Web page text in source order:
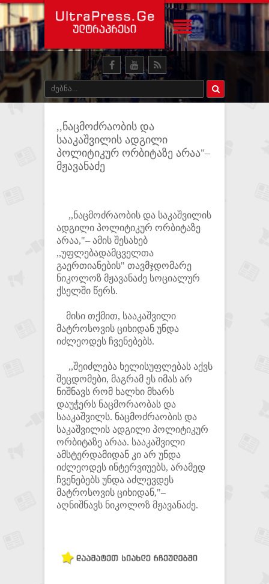
,,ნაცმოძრაობის და
სააკაშვილის ადგილი
პოლიტიკურ ორბიტაზე არაა"–
მჟავანაძე
,,ნაცმოძრაობის და საკაშვილის
ადგილი პოლიტიკურ ორბიტაზე
არაა,"– ამის შესახებ
,,უფლებადამცველთა
გაერთიანების" თავმჯდომარე
ნიკოლოზ მჟავანაძე სოციალურ
ქსელში წერს.
მისი თქმით, სააკაშვილი
მატროსოვის ციხიდან უნდა
იძლეოდეს ჩვენებებს.
,,შეიძლება ხელისუფლებას აქვს
შეცდომები, მაგრამ ეს იმას არ
ნიშნავს რომ ხალხი მხარს
დაუჭერს ნაცმორაობას და
სააკაშვილს. ნაცმოძრაობის და
საკაშვილის ადგილი პოლიტიკურ
ორბიტაზე არაა. სააკაშვილი
ამსტერდამიდან კი არ უნდა
იძლეოდეს ინტერვიუებს, არამედ
ჩვენებებს უნდა აძლევდეს
მატროსოვის ციხიდან,"–
აღნიშნავს ნიკოლოზ მჟავანაძე.